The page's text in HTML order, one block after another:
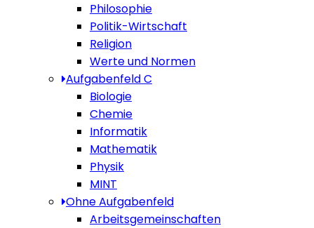
Philosophie
Politik-Wirtschaft
Religion
Werte und Normen
Aufgabenfeld C
Biologie
Chemie
Informatik
Mathematik
Physik
MINT
Ohne Aufgabenfeld
Arbeitsgemeinschaften